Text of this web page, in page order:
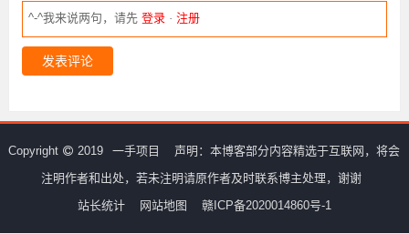
^-^我来说两句，请先登录 · 注册
发表评论
Copyright 2019 一手项目
声明：本博客部分内容精选于互联网，将会
注明作者和出处，若未注明请原作者及时联系博主处理，谢谢
站长统计
网站地图 赣ICP备2020014860号-1